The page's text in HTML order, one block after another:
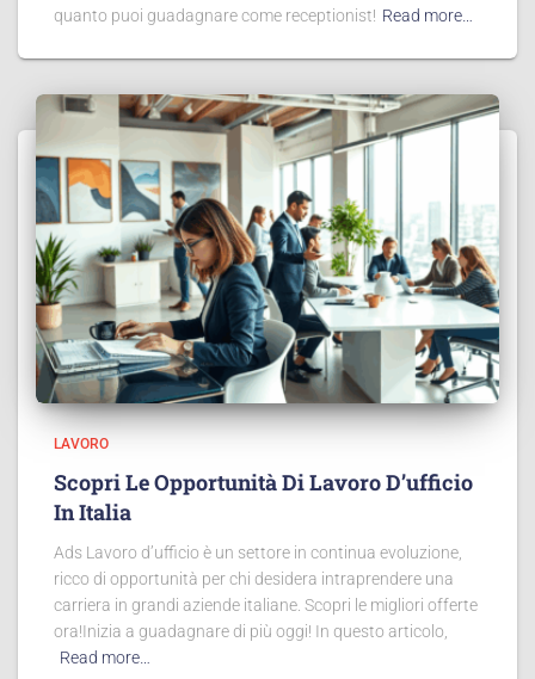
quanto puoi guadagnare come receptionist! Read more…
LAVORO
Scopri Le Opportunità Di Lavoro D’ufficio
In Italia
Ads Lavoro d’ufficio è un settore in continua evoluzione,
ricco di opportunità per chi desidera intraprendere una
carriera in grandi aziende italiane. Scopri le migliori offerte
ora!Inizia a guadagnare di più oggi! In questo articolo,
Read more…